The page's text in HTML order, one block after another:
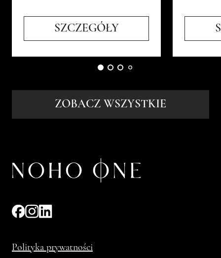
SZCZEGÓŁY
ZOBACZ WSZYSTKIE
Polityka prywatności